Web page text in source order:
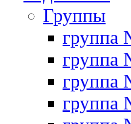
Группы
группа
группа
группа